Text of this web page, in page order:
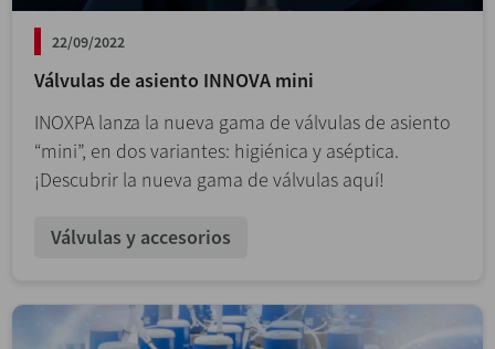
22/09/2022
Válvulas de asiento INNOVA mini
INOXPA lanza la nueva gama de válvulas de asiento
“mini”, en dos variantes: higiénica y aséptica.
¡Descubrir la nueva gama de válvulas aquí!
Válvulas y accesorios